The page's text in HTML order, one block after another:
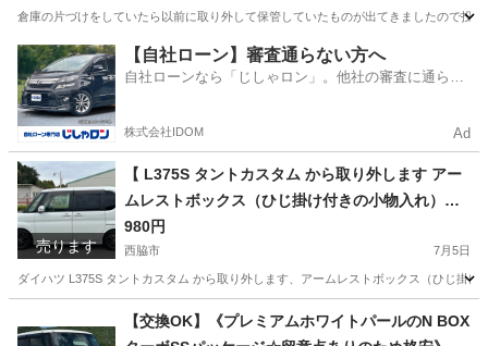
どに！
倉庫の片づけをしていたら以前に取り外して保管していたものが出てきましたので投
兵庫 西脇市 タイヤ、ホイール モデューロ
【自社ローン】審査通らない方へ
自社ローンなら「じしゃロン」。他社の審査に通らな
株式会社IDOM Ad
売ります
【 L375S タントカスタム から取り外します アー
ムレストボックス（ひじ掛け付きの小物入れ）で
す 】キレイで状態はかなり良いほうです。愛車の
リフレッシュにいかがでしょうか？
980円
西脇市 7月5日
ダイハツ L375S タントカスタム から取り外します、アームレストボックス（ひじ掛
内装、インテリア タントカスタム
【交換OK】《プレミアムホワイトパールのN BOX